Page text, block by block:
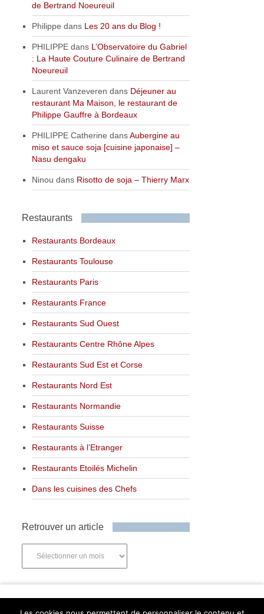
de Bertrand Noeureuil
Philippe dans Les 20 ans du Blog !
PHILIPPE dans L’Observatoire du Gabriel
: La Haute Couture Culinaire de Bertrand
Noeureuil
Laurent Vanzeveren dans Déjeuner au
restaurant Ma Maison, le restaurant de
Philippe Gauffre à Bordeaux
PHILIPPE Catherine dansAubergine au
miso et sauce soja [cuisine japonaise] –
Nasu dengaku
Ninou dans Risotto de soja – Thierry Marx
Restaurants
Restaurants Bordeaux
Restaurants Toulouse
Restaurants Paris
Restaurants France
Restaurants Sud Ouest
Restaurants Centre Rhône Alpes
Restaurants Sud Est et Corse
Restaurants Nord Est
Restaurants Normandie
Restaurants Suisse
Restaurants à l’Etranger
Restaurants Etoilés Michelin
Dans les cuisines des Chefs
Retrouver un article